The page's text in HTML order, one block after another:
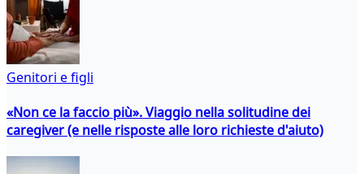
Genitori e figli
«Non ce la faccio più». Viaggio nella solitudine dei
caregiver (e nelle risposte alle loro richieste d'aiuto)